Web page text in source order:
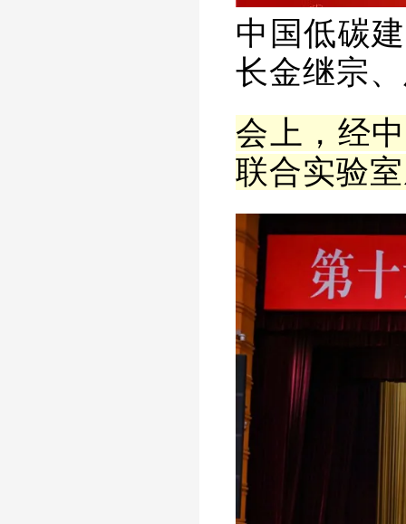
中国低碳
长金继宗
会上， 经
联合实验室